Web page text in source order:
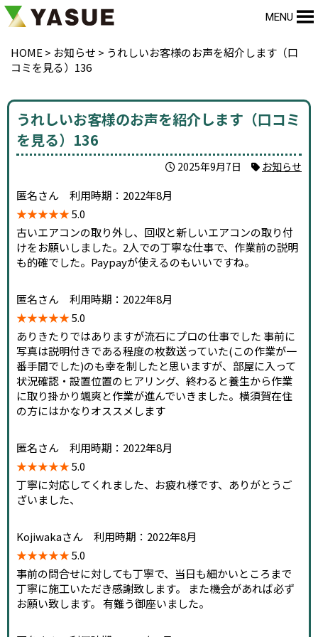
MENU
HOME > お知らせ > うれしいお客様のお声を紹介します（口
コミを見る）136
うれしいお客様のお声を紹介します（口コミ
を見る）136
2025年9月7日 お知らせ
匿名さん 利用時期：2022年8月
★★★★★5.0
古いエアコンの取り外し、回収と新しいエアコンの取り付
けをお願いしました。2人での丁寧な仕事で、作業前の説明
も的確でした。Paypayが使えるのもいいですね。
匿名さん 利用時期：2022年8月
★★★★★5.0
ありきたりではありますが流石にプロの仕事でした 事前に
写真は説明付きである程度の枚数送っていた(この作業が一
番手間でした)のも幸を制したと思いますが、部屋に入って
状況確認・設置位置のヒアリング、終わると養生から作業
に取り掛かり颯爽と作業が進んでいきました。横須賀在住
の方にはかなりオススメします
匿名さん 利用時期：2022年8月
★★★★★5.0
丁寧に対応してくれました、お疲れ様です、ありがとうご
ざいました、
Kojiwakaさん 利用時期：2022年8月
★★★★★5.0
事前の問合せに対しても丁寧で、当日も細かいところまで
丁寧に施工いただき感謝致します。 また機会があれば必ず
お願い致します。 有難う御座いました。